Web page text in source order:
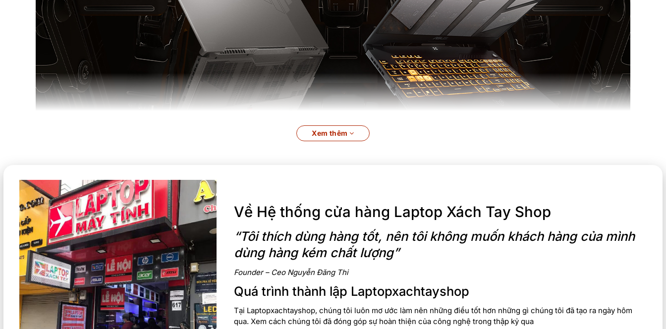
Xem thêm
Về Hệ thống cửa hàng Laptop Xách Tay Shop
“Tôi thích dùng hàng tốt, nên tôi không muốn khách hàng của mình
dùng hàng kém chất lượng”
Founder – Ceo Nguyễn Đăng Thi
Quá trình thành lập Laptopxachtayshop
Tại Laptopxachtayshop, chúng tôi luôn mơ ước làm nên những điều tốt hơn những gì chúng tôi đã tạo ra ngày hôm
qua. Xem cách chúng tôi đã đóng góp sự hoàn thiện của công nghệ trong thập kỷ qua